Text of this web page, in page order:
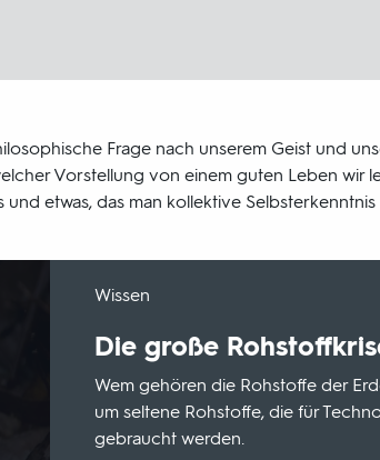
Frage nach unserem Geist und
Vorstellung von einem guten Leben wir
etwas, das man kollektive
Wissen
Die große
Wem gehören die Rohstoffe der
um seltene Rohstoffe, die für
gebraucht werden.